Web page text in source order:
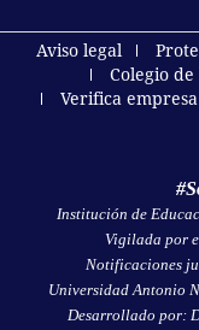
Aviso legal
Colegio
Verifica empresa
Institución de
Vigilada por
Notificaciones
Universidad Antonio
Desarrollado por: